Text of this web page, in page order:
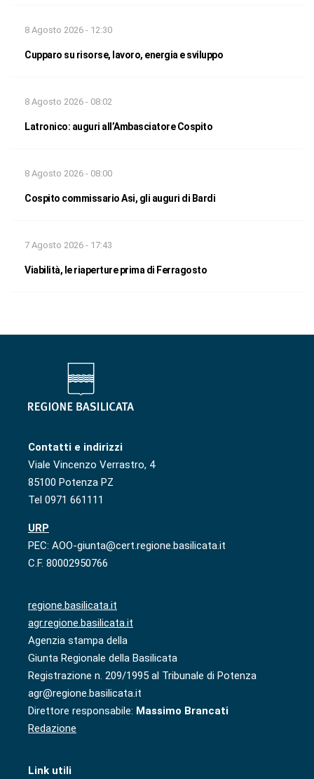
8 Agosto 2026 - 12:30
Cupparo su risorse, lavoro, energia e sviluppo
8 Agosto 2026 - 08:02
Latronico: auguri all’Ambasciatore Cospito
8 Agosto 2026 - 08:00
Cospito commissario Asi, gli auguri di Bardi
7 Agosto 2026 - 17:43
Viabilità, le riaperture prima di Ferragosto
Contatti e indirizzi
Viale Vincenzo Verrastro, 4
85100 Potenza PZ
Tel 0971 661111
URP
PEC: AOO-giunta@cert.regione.basilicata.it
C.F. 80002950766
regione.basilicata.it
agr.regione.basilicata.it
Agenzia stampa della
Giunta Regionale della Basilicata
Registrazione n. 209/1995 al Tribunale di Potenza
agr@regione.basilicata.it
Direttore responsabile: Massimo Brancati
Redazione
Link utili